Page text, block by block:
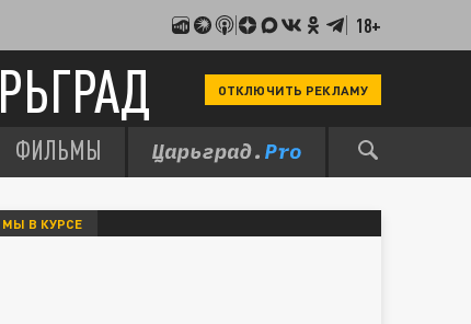
18+
ОТКЛЮЧИТЬ РЕКЛАМУ
ФИЛЬМЫ
МЫ В КУРСЕ